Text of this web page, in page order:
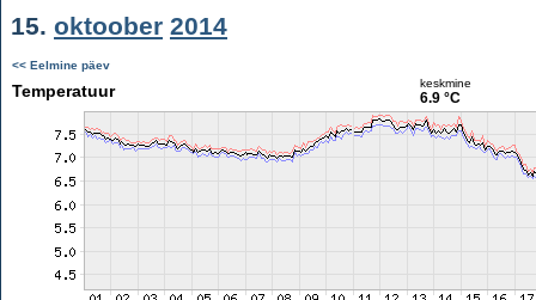
15. oktoober 2014
<< Eelmine päev
Temperatuur keskmine
6.9 °C